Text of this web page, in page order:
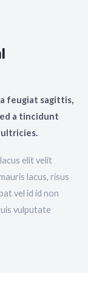
feugiat sagittis,
a tincidunt
ultricies.
elit velit
lacus, risus
vel id id non
vulputate